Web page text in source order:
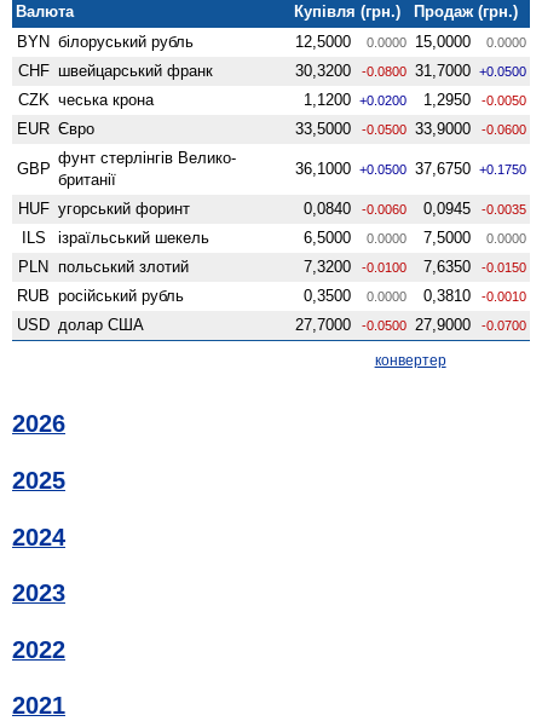
Валюта Купівля (грн.)
Продаж (грн.)
BYN білоруський рубль 12,5000 0.0000 15,0000 0.0000
CHF швейцарський франк 30,3200 -0.0800 31,7000 +0.0500
CZK чеська крона 1,1200 +0.0200 1,2950 -0.0050
EUR Євро 33,5000 -0.0500 33,9000 -0.0600
GBP
фунт стерлінгів Велико­
британії
36,1000 +0.0500 37,6750 +0.1750
HUF угорський форинт 0,0840 -0.0060 0,0945 -0.0035
ILS ізраїльський шекель 6,5000 0.0000 7,5000 0.0000
PLN польський злотий 7,3200 -0.0100 7,6350 -0.0150
RUB російський рубль 0,3500 0.0000 0,3810 -0.0010
USD долар США 27,7000 -0.0500 27,9000 -0.0700
конвертер
2026
2025
2024
2023
2022
2021